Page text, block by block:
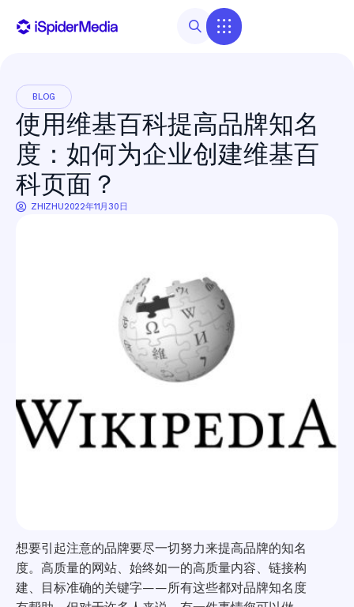
BLOG
使用维基百科提高品牌知名
度：如何为企业创建维基百
科页面？
ZHIZHU2022年11月30日
想要引起注意的品牌要尽一切努力来提高品牌的知名
度。高质量的网站、始终如一的高质量内容、链接构
建、目标准确的关键字——所有这些都对品牌知名度